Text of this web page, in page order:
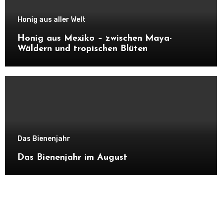
Honig aus aller Welt
Honig aus Mexiko – zwischen Maya-
Wäldern und tropischen Blüten
Das Bienenjahr
Das Bienenjahr im August